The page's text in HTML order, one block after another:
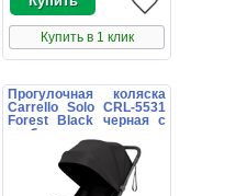
Купить в 1 клик
Прогулочная коляска
Carrello Solo CRL-5531
Forest Black черная с
глубоким капюшоном